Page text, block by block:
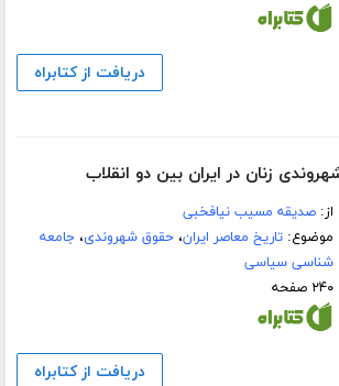
دریافت از کتابراه
زنان در ایران بین دو انقلاب
از:صدیقه مسیب نیافخبی
موضوع:تاریخ معاصر ایران،حقوق شهروندی،جامعه
شناسی سیاسی
۲۴۰ صفحه
دریافت از کتابراه